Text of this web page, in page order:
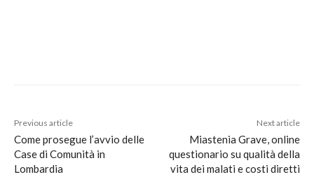
Previous article
Come prosegue l’avvio delle
Case di Comunità in
Lombardia
Next article
Miastenia Grave, online
questionario su qualità della
vita dei malati e costi diretti